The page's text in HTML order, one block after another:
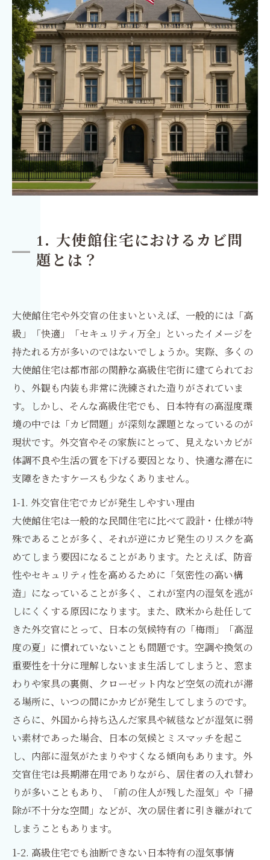
1. 大使館住宅におけるカビ問
題とは？
大使館住宅や外交官の住まいといえば、一般的には「高
級」「快適」「セキュリティ万全」といったイメージを
持たれる方が多いのではないでしょうか。実際、多くの
大使館住宅は都市部の閑静な高級住宅街に建てられてお
り、外観も内装も非常に洗練された造りがされていま
す。しかし、そんな高級住宅でも、日本特有の高湿度環
境の中では「カビ問題」が深刻な課題となっているのが
現状です。外交官やその家族にとって、見えないカビが
体調不良や生活の質を下げる要因となり、快適な滞在に
支障をきたすケースも少なくありません。
1-1. 外交官住宅でカビが発生しやすい理由
大使館住宅は一般的な民間住宅に比べて設計・仕様が特
殊であることが多く、それが逆にカビ発生のリスクを高
めてしまう要因になることがあります。たとえば、防音
性やセキュリティ性を高めるために「気密性の高い構
造」になっていることが多く、これが室内の湿気を逃が
しにくくする原因になります。また、欧米から赴任して
きた外交官にとって、日本の気候特有の「梅雨」「高湿
度の夏」に慣れていないことも問題です。空調や換気の
重要性を十分に理解しないまま生活してしまうと、窓ま
わりや家具の裏側、クローゼット内など空気の流れが滞
る場所に、いつの間にかカビが発生してしまうのです。
さらに、外国から持ち込んだ家具や絨毯などが湿気に弱
い素材であった場合、日本の気候とミスマッチを起こ
し、内部に湿気がたまりやすくなる傾向もあります。外
交官住宅は長期滞在用でありながら、居住者の入れ替わ
りが多いこともあり、「前の住人が残した湿気」や「掃
除が不十分な空間」などが、次の居住者に引き継がれて
しまうこともあります。
1-2. 高級住宅でも油断できない日本特有の湿気事情